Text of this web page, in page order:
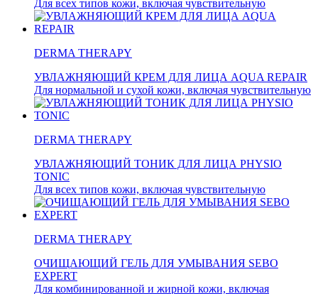
Для всех типов кожи, включая чувствительную
DERMA THERAPY
УВЛАЖНЯЮЩИЙ КРЕМ ДЛЯ ЛИЦА AQUA REPAIR
Для нормальной и сухой кожи, включая чувствительную
DERMA THERAPY
УВЛАЖНЯЮЩИЙ ТОНИК ДЛЯ ЛИЦА PHYSIO
TONIC
Для всех типов кожи, включая чувствительную
DERMA THERAPY
ОЧИЩАЮЩИЙ ГЕЛЬ ДЛЯ УМЫВАНИЯ SEBO
EXPERT
Для комбинированной и жирной кожи, включая